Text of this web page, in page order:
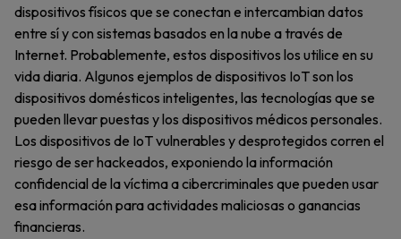
dispositivos físicos que se conectan e intercambian datos
entre sí y con sistemas basados en la nube a través de
Internet. Probablemente, estos dispositivos los utilice en su
vida diaria. Algunos ejemplos de dispositivos IoT son los
dispositivos domésticos inteligentes, las tecnologías que se
pueden llevar puestas y los dispositivos médicos personales.
Los dispositivos de IoT vulnerables y desprotegidos corren el
riesgo de ser hackeados, exponiendo la información
confidencial de la víctima a cibercriminales que pueden usar
esa información para actividades maliciosas o ganancias
financieras.